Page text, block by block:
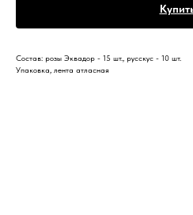
Состав: розы Эквадор - 15 шт., русскус - 10 шт.
Упаковка, лента атласная